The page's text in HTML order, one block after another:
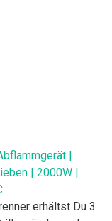
|
| 2000W |
erhältst Du 3